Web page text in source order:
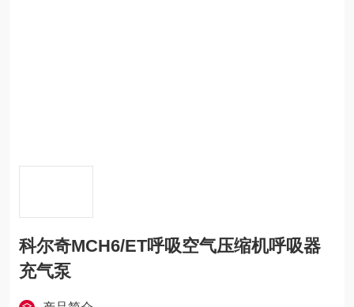
科尔奇MCH6/ET呼吸空气压缩机呼吸器
充气泵